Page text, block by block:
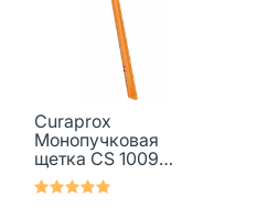
Curaprox
Монопучковая
щетка CS 1009
Single&Sulcular 9мм
1 шт